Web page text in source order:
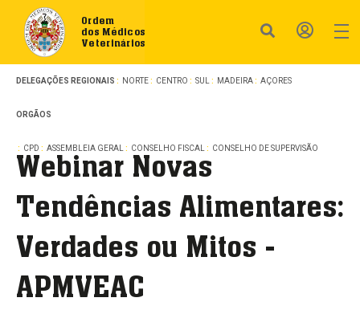
Ordem
dos Médicos
Veterinários
DELEGAÇÕES REGIONAIS NORTE CENTRO SUL MADEIRA AÇORES
ORGÃOS
CPD ASSEMBLEIA GERAL CONSELHO FISCAL CONSELHO DE SUPERVISÃO
Webinar Novas
Tendências Alimentares:
Verdades ou Mitos -
APMVEAC